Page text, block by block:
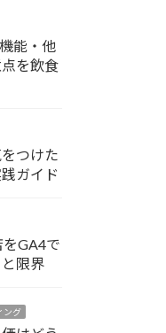
能・他
を飲食
つけた
ガイド
GA4で
限界
ング